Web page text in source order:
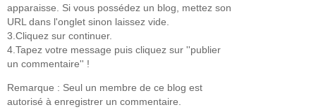
apparaisse. Si vous possédez un blog, mettez son
URL dans l'onglet sinon laissez vide.
3.Cliquez sur continuer.
4.Tapez votre message puis cliquez sur ''publier
un commentaire'' !
Remarque : Seul un membre de ce blog est
autorisé à enregistrer un commentaire.